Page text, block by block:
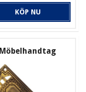
KÖP NU
Möbelhandtag